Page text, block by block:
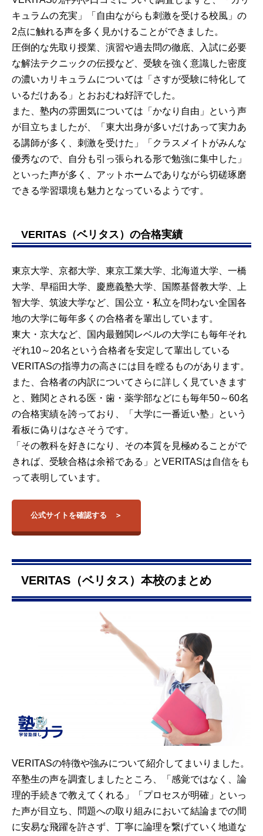
キュラムの充実」「自由ながらも刺激を受ける校風」の
2点に触れる声を多く見かけることができました。
圧倒的な先取り授業、演習や過去問の徹底、入試に必要
な解法テクニックの伝授など、受験を強く意識した密度
の濃いカリキュラムについては「さすが受験に特化して
いるだけある」とおおむね好評でした。
また、塾内の雰囲気については「かなり自由」という声
が目立ちましたが、「東大出身が多いだけあって実力あ
る講師が多く、刺激を受けた」「クラスメイトがみんな
優秀なので、自分も引っ張られる形で勉強に集中した」
といった声が多く、アットホームでありながら切磋琢磨
できる学習環境も魅力となっているようです。
VERITAS（ベリタス）の合格実績
東京大学、京都大学、東京工業大学、北海道大学、一橋
大学、早稲田大学、慶應義塾大学、国際基督教大学、上
智大学、筑波大学など、国公立・私立を問わない全国各
地の大学に毎年多くの合格者を輩出しています。
東大・京大など、国内最難関レベルの大学にも毎年それ
ぞれ10～20名という合格者を安定して輩出している
VERITASの指導力の高さには目を瞠るものがあります。
また、合格者の内訳についてさらに詳しく見ていきます
と、難関とされる医・歯・薬学部などにも毎年50～60名
の合格実績を誇っており、「大学に一番近い塾」という
看板に偽りはなさそうです。
「その教科を好きになり、その本質を見極めることがで
きれば、受験合格は余裕である」とVERITASは自信をも
って表明しています。
公式サイトを確認する
VERITAS（ベリタス）本校のまとめ
VERITASの特徴や強みについて紹介してまいりました。
卒塾生の声を調査しましたところ、「感覚ではなく、論
理的手続きで教えてくれる」「プロセスが明確」といっ
た声が目立ち、問題への取り組みにおいて結論までの間
に安易な飛躍を許さず、丁寧に論理を繋げていく地道な